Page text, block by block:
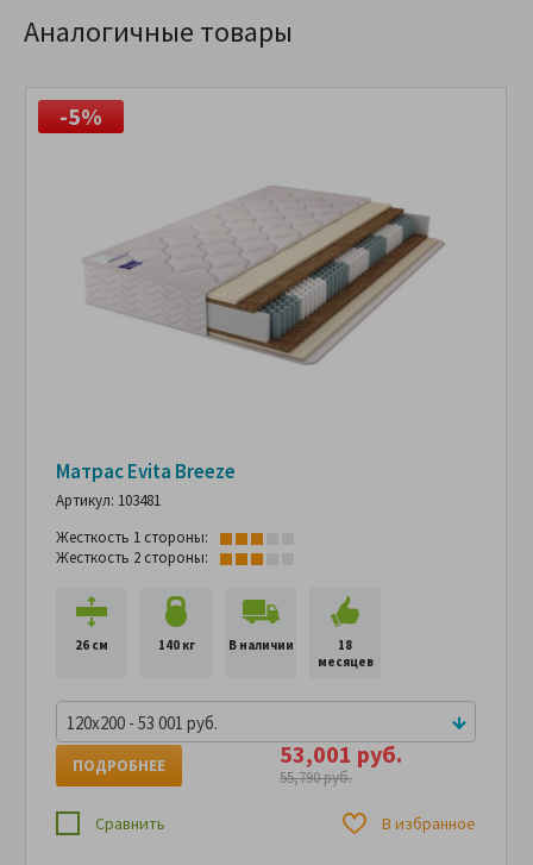
Аналогичные товары
-5%
Матрас Evita Breeze
Артикул: 103481
Жесткость 1 стороны:
Жесткость 2 стороны:
26 см 140 кг В наличии
18
месяцев
120x200 - 53 001 руб.
53,001 руб.
55,790 руб.
ПОДРОБНЕЕ
Сравнить В избранное